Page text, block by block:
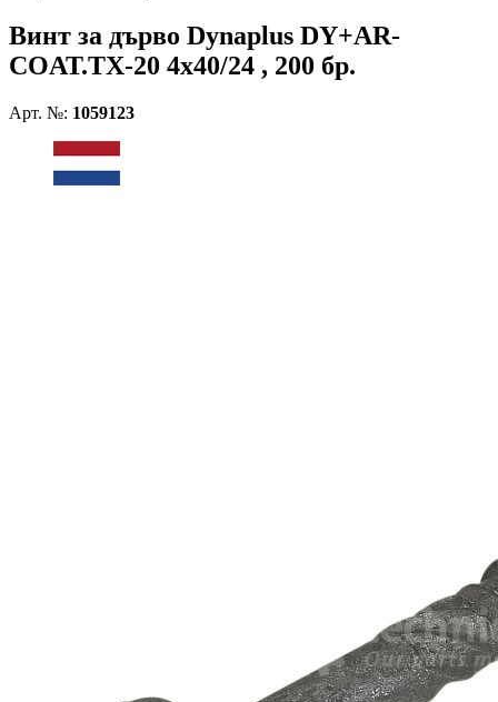
Винт за дърво Dynaplus DY+AR-
COAT.TX-20 4x40/24 , 200 бр.
Арт. №: 1059123